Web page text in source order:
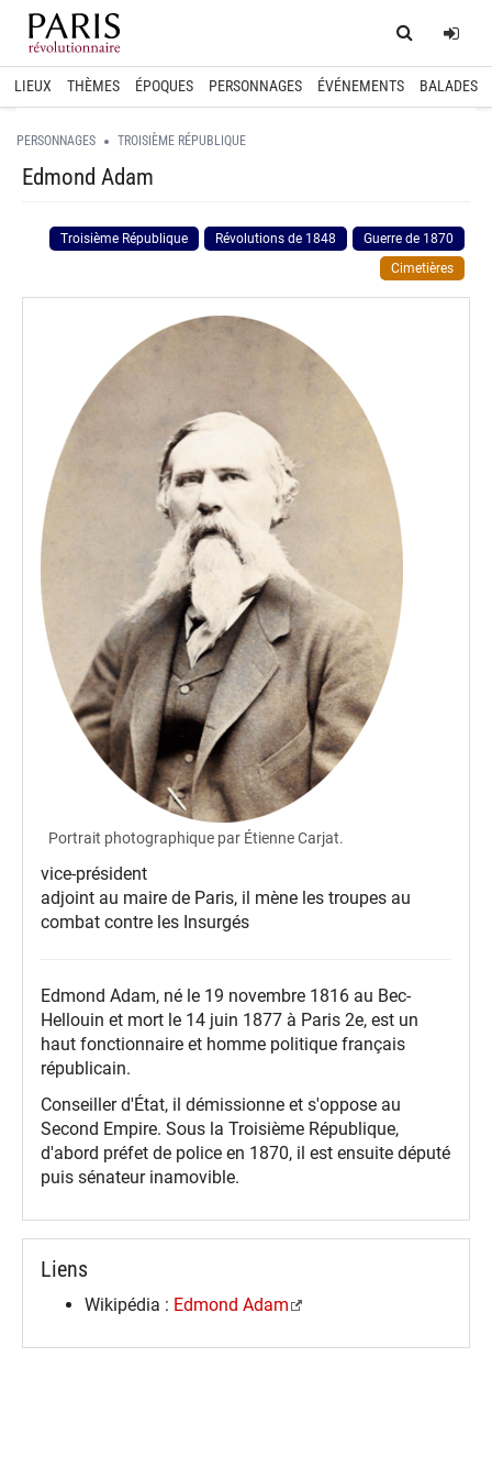
Home
LIEUX THÈMES ÉPOQUES PERSONNAGES ÉVÉNEMENTS BALADES
PERSONNAGES TROISIÈME RÉPUBLIQUE
Edmond Adam
Troisième République Révolutions de 1848
Guerre de 1870
Cimetières
Portrait photographique par Étienne Carjat.
vice-président
adjoint au maire de Paris, il mène les troupes au
combat contre les Insurgés
Edmond Adam, né le 19 novembre 1816 au Bec-
Hellouin et mort le 14 juin 1877 à Paris 2e, est un
haut fonctionnaire et homme politique français
républicain.
Conseiller d'État, il démissionne et s'oppose au
Second Empire. Sous la Troisième République,
d'abord préfet de police en 1870, il est ensuite député
puis sénateur inamovible.
Liens
Wikipédia : Edmond Adam